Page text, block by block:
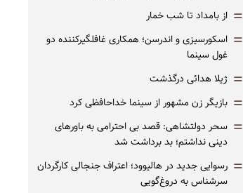
= از بامداد تا شب خمار
= اسکورسیزی و اندرسن؛ همکاری غافلگیرکننده دو
غول سینما
= ژیلا هدائی درگذشت
= بازیگر زن مشهور از سینما خداحافظی کرد
= سحر دولتشاهی: قصد بی احترامی به باورهای
دینی نداشتم؛ بد برداشت شد
= رسوایی جدید در هالیوود؛ اعتراف جنجالی کارگردان
سرشناس به دروغ‌گویی